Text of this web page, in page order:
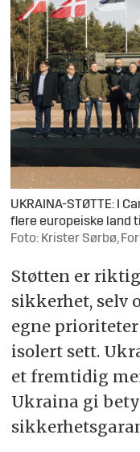
UKRAINA-STØTTE: I
flere europeiske land
Foto: Krister Sørbø,
Støtten er
sikkerhet, selv
egne
isolert sett.
et fremtidig
Ukraina gi